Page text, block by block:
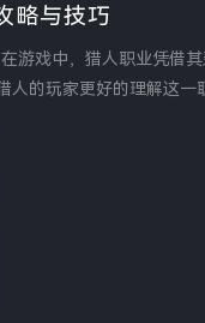
略与技巧
游戏中，猎人职业凭借
人的玩家更好的理解这一